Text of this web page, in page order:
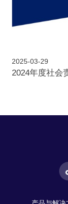
2025-03-29
2024年度社会